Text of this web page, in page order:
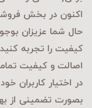
اکنون در بخش
حال شما عزیزان
کیفیت را تجربه
اصالت و کیفیت
در اختیار کاربران
بصورت تضمینی از